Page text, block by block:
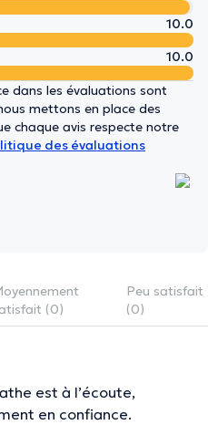
10.0
10.0
dans les évaluations sont
mettons en place des
chaque avis respecte notre
des évaluations
(0)
Peu satisfait
(0)
est à l’écoute,
en confiance.